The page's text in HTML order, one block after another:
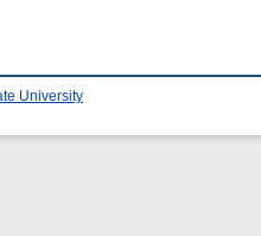
University